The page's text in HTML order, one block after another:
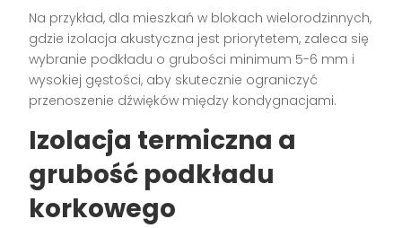
Na przykład, dla mieszkań w blokach wielorodzinnych,
gdzie izolacja akustyczna jest priorytetem, zaleca się
wybranie podkładu o grubości minimum 5-6 mm i
wysokiej gęstości, aby skutecznie ograniczyć
przenoszenie dźwięków między kondygnacjami.
Izolacja termiczna a
grubość podkładu
korkowego